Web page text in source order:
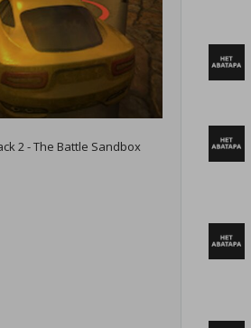
2 - The Battle Sandbox